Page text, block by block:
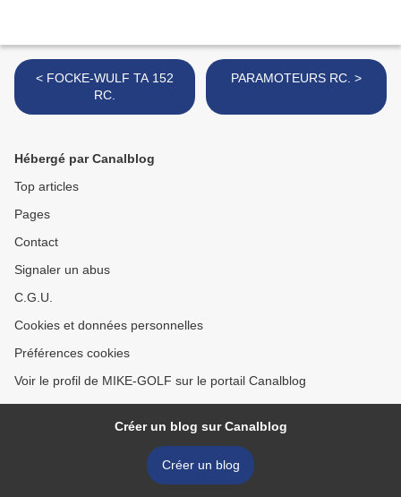
< FOCKE-WULF TA 152
RC.
PARAMOTEURS RC. >
Hébergé par Canalblog
Top articles
Pages
Contact
Signaler un abus
C.G.U.
Cookies et données personnelles
Préférences cookies
Voir le profil de MIKE-GOLF sur le portail Canalblog
Créer un blog sur Canalblog
Créer un blog